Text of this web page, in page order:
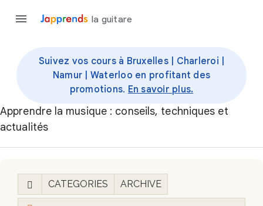
la guitare
Suivez vos cours à Bruxelles | Charleroi |
Namur | Waterloo en profitant des
promotions. En savoir plus.
Apprendre la musique : conseils, techniques et
actualités
CATEGORIES ARCHIVE